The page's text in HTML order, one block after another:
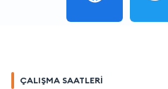
ÇALIŞMA SAATLERİ